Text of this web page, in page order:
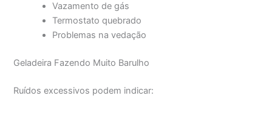
Vazamento de gás
Termostato quebrado
Problemas na vedação
Geladeira Fazendo Muito Barulho
Ruídos excessivos podem indicar: